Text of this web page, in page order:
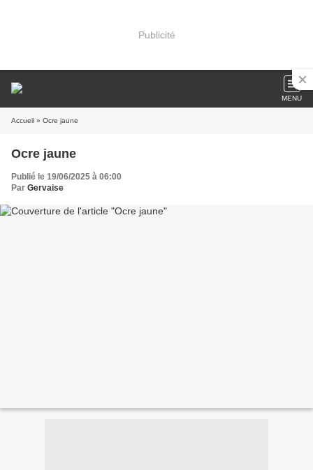
Publicité
MENU
Accueil » Ocre jaune
Ocre jaune
Publié le 19/06/2025 à 06:00
Par Gervaise